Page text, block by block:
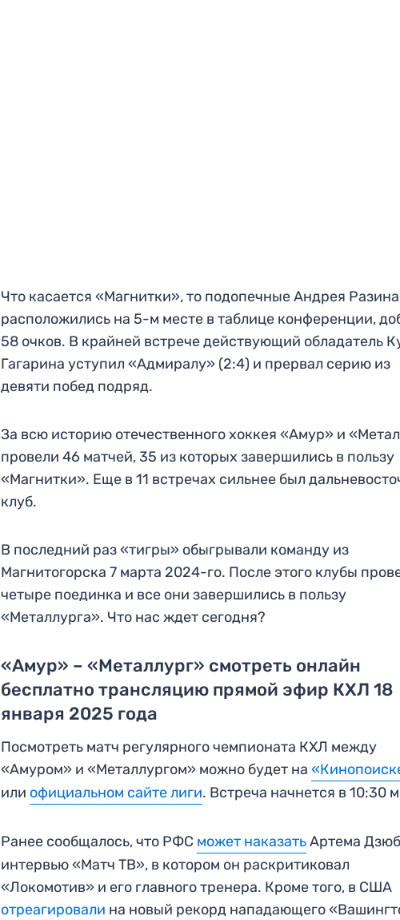
Что касается «Магнитки», то подопечные Андрея Разина
расположились на 5-м месте в таблице конференции,
58 очков. В крайней встрече действующий обладатель
Гагарина уступил «Адмиралу» (2:4) и прервал серию из
девяти побед подряд.
За всю историю отечественного хоккея «Амур» и
провели 46 матчей, 35 из которых завершились в пользу
«Магнитки». Еще в 11 встречах сильнее был
клуб.
В последний раз «тигры» обыгрывали команду из
Магнитогорска 7 марта 2024-го. После этого клубы
четыре поединка и все они завершились в пользу
«Металлурга». Что нас ждет сегодня?
«Амур» – «Металлург» смотреть онлайн
бесплатно трансляцию прямой эфир КХЛ 18
января 2025 года
Посмотреть матч регулярного чемпионата КХЛ между
«Амуром» и «Металлургом» можно будет на
или официальном сайте лиги. Встреча начнется в 10:30
Ранее сообщалось, что РФС может наказатьАртема
интервью «Матч ТВ», в котором он раскритиковал
«Локомотив» и его главного тренера. Кроме того, в США
отреагировали на новый рекорд нападающего